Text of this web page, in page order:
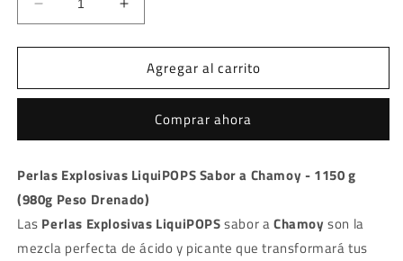
Reducir
cantidad
para
Explosivas
a
1150g
-
bubble
Aumentar
cantidad
para
Perlas
Explosivas
Sabor
a
1150g
-
bubble
Agregar al carrito
Comprar ahora
Perlas Explosivas LiquiPOPS Sabor a Chamoy - 1150 g
(980g Peso Drenado)
Las Perlas Explosivas LiquiPOPSsabor aChamoy son la
mezcla perfecta de ácido y picante que transformará tus